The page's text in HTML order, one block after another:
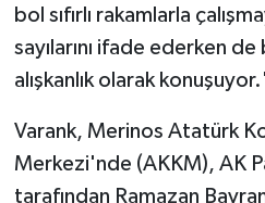
bol sıfırlı rakamlarla
sayılarını ifade ederken de
alışkanlık olarak
Varank, Merinos Atatürk
Merkezi'nde (AKKM), AK
tarafından Ramazan